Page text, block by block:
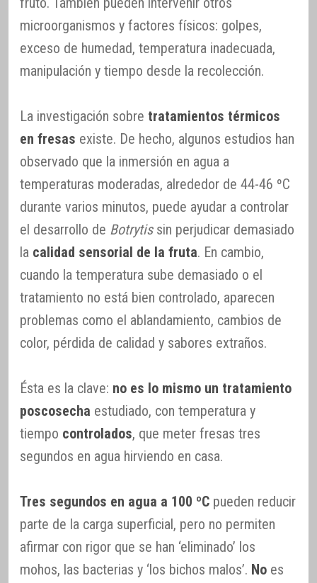
microorganismos y factores físicos: golpes,
exceso de humedad, temperatura inadecuada,
manipulación y tiempo desde la recolección.
La investigación sobre tratamientos térmicos
en fresas existe. De hecho, algunos estudios han
observado que la inmersión en agua a
temperaturas moderadas, alrededor de 44-46 ºC
durante varios minutos, puede ayudar a controlar
el desarrollo de Botrytis sin perjudicar demasiado
la calidad sensorial de la fruta. En cambio,
cuando la temperatura sube demasiado o el
tratamiento no está bien controlado, aparecen
problemas como el ablandamiento, cambios de
color, pérdida de calidad y sabores extraños.
Ésta es la clave: no es lo mismo un tratamiento
poscosecha estudiado, con temperatura y
tiempo controlados, que meter fresas tres
segundos en agua hirviendo en casa.
Tres segundos en agua a 100 ºC pueden reducir
parte de la carga superficial, pero no permiten
afirmar con rigor que se han ‘eliminado’ los
mohos, las bacterias y ‘los bichos malos’. No es